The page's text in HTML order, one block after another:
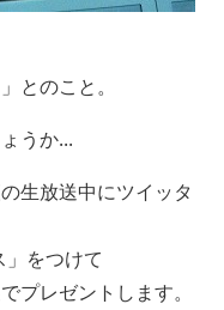
とのこと。
うか...
生放送中にツイッタ
をつけて
プレゼントします。